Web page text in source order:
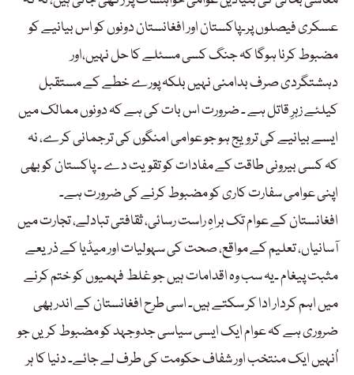
عسکری فیصلوں پر۔پاکستان اور افغانستان دونوں کو اس بیانیے کو
مضبوط کرنا ہوگا کہ جنگ کسی مسئلے کا حل نہیں،اور
دہشتگردی صرف بدامنی نہیں بلکہ پورے خطے کے مستقبل
کیلئے زہرِ قاتل ہے ۔ ضرورت اس بات کی ہے کہ دونوں ممالک میں
ایسے بیانیے کی ترویج ہو جو عوامی امنگوں کی ترجمانی کرے، نہ
کہ کسی بیرونی طاقت کے مفادات کو تقویت دے ۔ پاکستان کو بھی
اپنی عوامی سفارت کاری کو مضبوط کرنے کی ضرورت ہے۔
افغانستان کے عوام تک براہِ راست رسائی، ثقافتی تبادلے، تجارت میں
آسانیاں، تعلیم کے مواقع، صحت کی سہولیات اور میڈیا کے ذریعے
مثبت پیغام ۔یہ سب وہ اقدامات ہیں جو غلط فہمیوں کو ختم کرنے
میں اہم کردار ادا کر سکتے ہیں۔ اسی طرح افغانستان کے اندر بھی
ضروری ہے کہ عوام ایک ایسی سیاسی جدوجہد کو مضبوط کریں جو
اُنہیں ایک منتخب اور شفاف حکومت کی طرف لے جائے۔ دنیا کا ہر